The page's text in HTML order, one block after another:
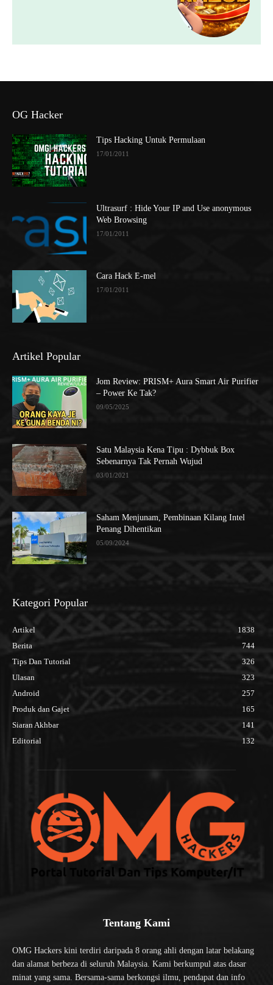
OG Hacker
Tips Hacking Untuk Permulaan
17/01/2011
Ultrasurf : Hide Your IP and Use anonymous
Web Browsing
17/01/2011
Cara Hack E-mel
17/01/2011
Artikel Popular
Jom Review: PRISM+ Aura Smart Air Purifier
– Power Ke Tak?
09/05/2025
Satu Malaysia Kena Tipu : Dybbuk Box
Sebenarnya Tak Pernah Wujud
03/01/2021
Saham Menjunam, Pembinaan Kilang Intel
Penang Dihentikan
05/09/2024
Kategori Popular
Artikel
1838
Berita
744
Tips Dan Tutorial
326
Ulasan
323
Android
257
Produk dan Gajet
165
Siaran Akhbar
141
Editorial
132
Tentang Kami
OMG Hackers kini terdiri daripada 8 orang ahli dengan latar belakang
dan alamat berbeza di seluruh Malaysia. Kami berkumpul atas dasar
minat yang sama. Bersama-sama berkongsi ilmu, pendapat dan info